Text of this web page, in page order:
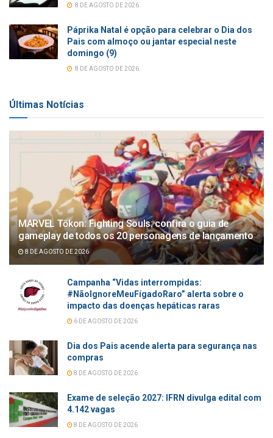
8 DE AGOSTO DE 2026
Páprika Natal é opção para celebrar o Dia dos
Pais com almoço ou jantar especial neste
domingo (9)
8 DE AGOSTO DE 2026
Últimas Notícias
MARVEL Tōkon: Fighting Souls: confira o guia de
gameplay de todos os 20 personagens de lançamento
8 DE AGOSTO DE 2026
Campanha “Vidas interrompidas:
#NãoIgnoreMeuFígadoRaro” alerta sobre o
impacto das doenças hepáticas raras
6 DE AGOSTO DE 2026
Dia dos Pais acende alerta para segurança nas
compras
8 DE AGOSTO DE 2026
Exame de seleção 2027: IFRN divulga edital com
4.142 vagas
8 DE AGOSTO DE 2026